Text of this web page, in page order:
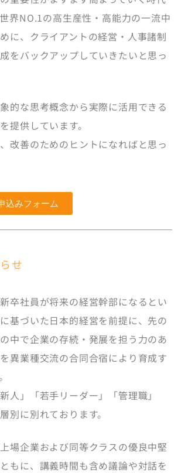
界NO.1の高生産性・高能力の一流中
に、クライアントの経営・人事諸制
をバックアップしていきたいと思っ
的な思考概念から実際に活用できる
提供しています。
改善のためのヒントになればと思っ
込みフォーム
せ
卒社員が将来の経営幹部になるとい
基づいた日本的経営を前提に、先の
中で企業の存続・発展を担う力のあ
異業種交流の合同合宿により育成す
人」「若手リーダー」「管理職」
別に別れております。
場企業および同等クラスの優良中堅
もに、講義時間も含め議論や対話を